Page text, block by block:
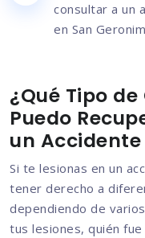
consultar a un
en San
¿Qué Tipo
Puedo
un
Si te lesionas en un
tener derecho a
dependiendo de
tus lesiones, quién